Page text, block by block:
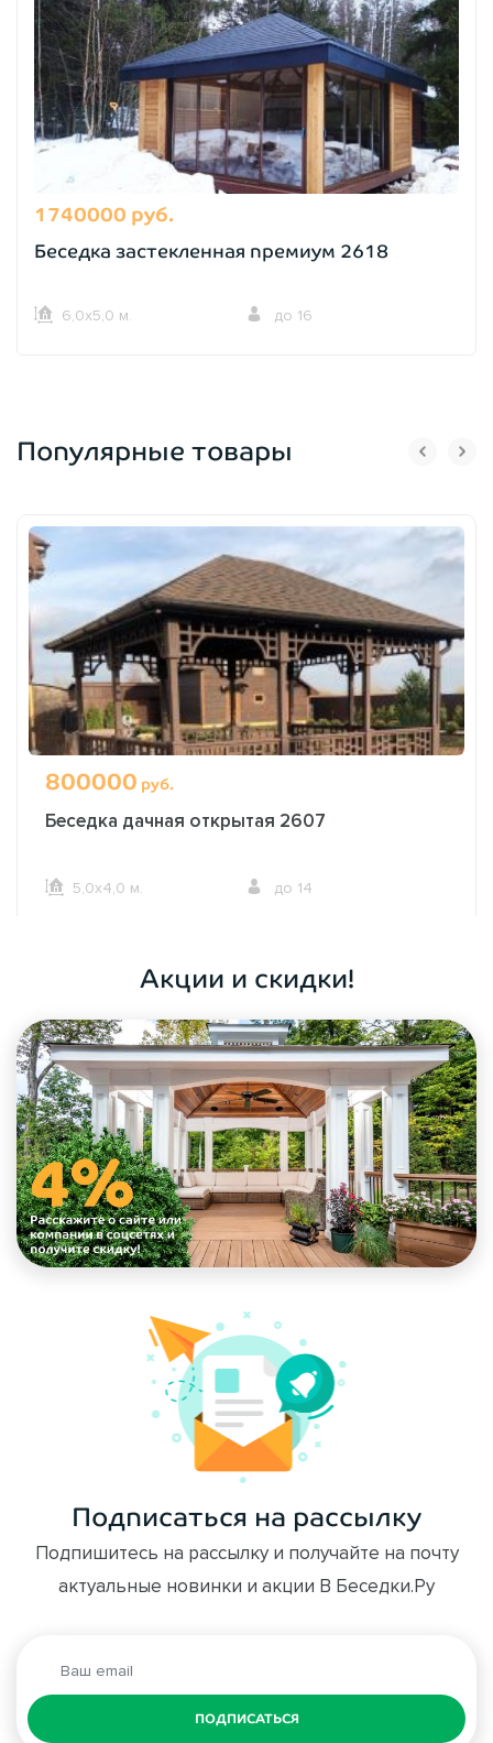
1740000 руб.
Беседка застекленная премиум 2618
6,0х5,0 м. до 16
Популярные товары
800000 руб.
Беседка дачная открытая 2607
5,0х4,0 м. до 14
Акции и скидки!
Подписаться на рассылку
Подпишитесь на рассылку и получайте на почту
актуальные новинки и акции В Беседки.Ру
ПОДПИСАТЬСЯ